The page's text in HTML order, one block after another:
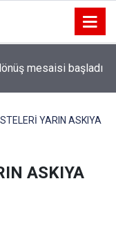
mesaisi başladı
YARIN ASKIYA
ASKIYA